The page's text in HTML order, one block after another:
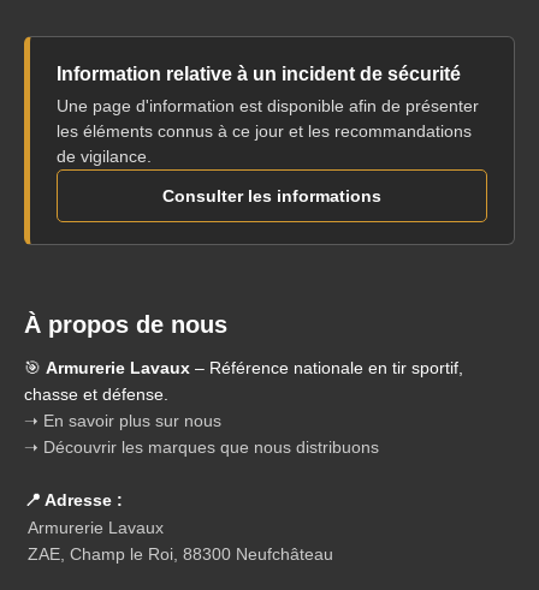
Information relative à un incident de sécurité
Une page d'information est disponible afin de présenter
les éléments connus à ce jour et les recommandations
de vigilance.
Consulter les informations
À propos de nous
🎯 Armurerie Lavaux – Référence nationale en tir sportif,
chasse et défense.
➝ En savoir plus sur nous
➝ Découvrir les marques que nous distribuons
📍 Adresse :
Armurerie Lavaux
ZAE, Champ le Roi, 88300 Neufchâteau